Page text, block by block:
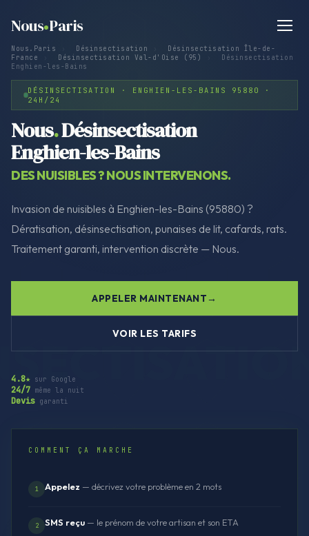
Nous Paris
Nous.Paris Désinsectisation
Désinsectisation Île-de-
France
Désinsectisation Val-d'Oise (95)
Désinsectisation
Enghien-les-Bains
DÉSINSECTISATION · ENGHIEN-LES-BAINS 95880 ·
24H/24
Nous.Désinsectisation
Enghien-les-Bains
DES NUISIBLES ? NOUS INTERVENONS.
Invasion de nuisibles à Enghien-les-Bains (95880) ?
Dératisation, désinsectisation, punaises de lit, cafards, rats.
Traitement garanti, intervention discrète — Nous.
APPELER MAINTENANT
VOIR LES TARIFS
4.8★ sur Google
24/7 même la nuit
Devis garanti
COMMENT ÇA MARCHE
1 Appelez — décrivez votre problème en 2 mots
2 SMS reçu — le prénom de votre artisan et son ETA